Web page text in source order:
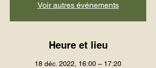
Voir autres événements
Heure et lieu
18 déc. 2022, 16:00 – 17:20